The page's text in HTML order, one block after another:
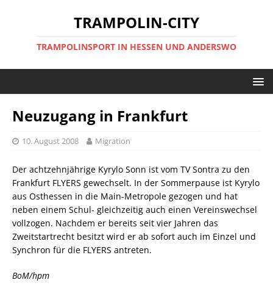
TRAMPOLIN-CITY
TRAMPOLINSPORT IN HESSEN UND ANDERSWO
Neuzugang in Frankfurt
10. August 2008 Migration
Der achtzehnjährige Kyrylo Sonn ist vom TV Sontra zu den
Frankfurt FLYERS gewechselt. In der Sommerpause ist Kyrylo
aus Osthessen in die Main-Metropole gezogen und hat
neben einem Schul- gleichzeitig auch einen Vereinswechsel
vollzogen. Nachdem er bereits seit vier Jahren das
Zweitstartrecht besitzt wird er ab sofort auch im Einzel und
Synchron für die FLYERS antreten.
BoM/hpm